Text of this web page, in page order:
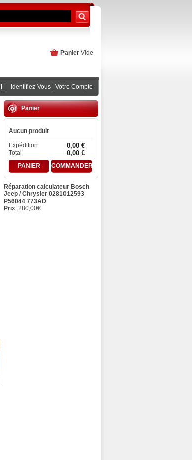
Panier Vide
Identifiez-Vous Votre Compte
Panier
Aucun produit
Expédition
0,00 €
Total 0,00 €
PANIER COMMANDER
Réparation calculateur Bosch
Jeep / Chrysler 0281012593
P56044 773AD
Prix :280,00€